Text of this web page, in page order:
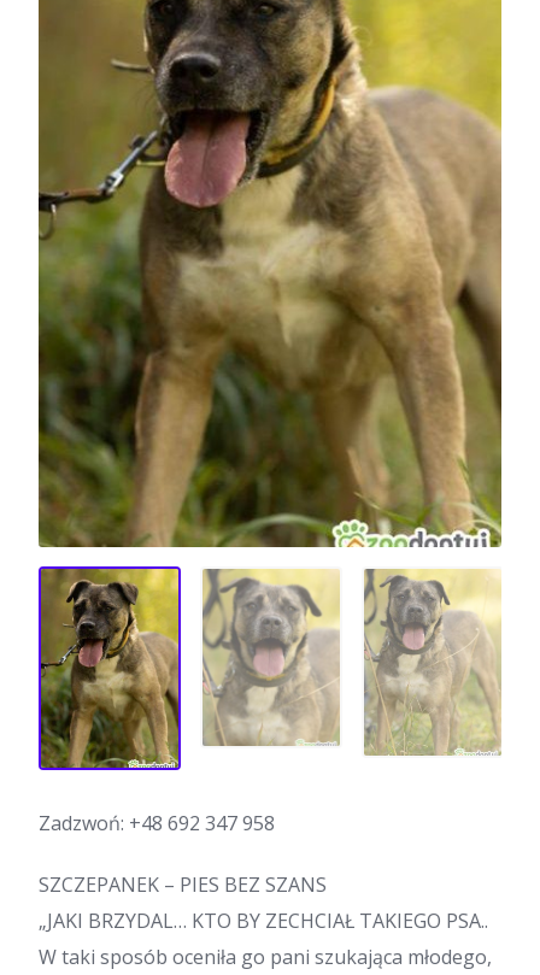
Zadzwoń: +48 692 347 958
SZCZEPANEK – PIES BEZ SZANS
„JAKI BRZYDAL… KTO BY ZECHCIAŁ TAKIEGO PSA..
W taki sposób oceniła go pani szukająca młodego,